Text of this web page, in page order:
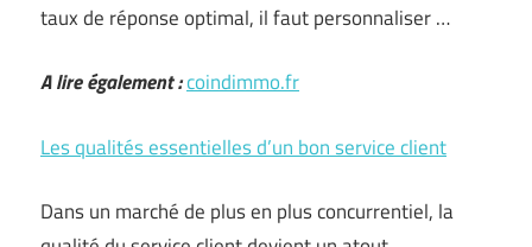
taux de réponse optimal, il faut personnaliser …
A lire également :coindimmo.fr
Les qualités essentielles d’un bon service client
Dans un marché de plus en plus concurrentiel, la